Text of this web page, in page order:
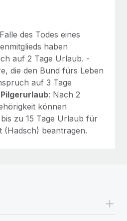
des Todes eines
haben
auf 2 Tage Urlaub. -
die den Bund fürs Leben
auf 3 Tage
Pilgerurlaub: Nach 2
können
zu 15 Tage Urlaub für
(Hadsch) beantragen.
+